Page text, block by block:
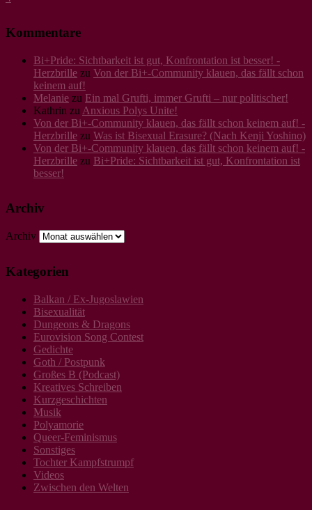
Kommentare
Bi+Pride: Sichtbarkeit ist gut, Konfrontation ist besser! -
Herzbrille zu Von der Bi+-Community klauen, das fällt schon
keinem auf!
Melanie zu Ein mal Grufti, immer Grufti – nur politischer!
Kathrin zu Anxious Polys Unite!
Von der Bi+-Community klauen, das fällt schon keinem auf! -
Herzbrille zu Was ist Bisexual Erasure? (Nach Kenji Yoshino)
Von der Bi+-Community klauen, das fällt schon keinem auf! -
Herzbrille zu Bi+Pride: Sichtbarkeit ist gut, Konfrontation ist
besser!
Archiv
Archiv
Kategorien
Balkan / Ex-Jugoslawien
Bisexualität
Dungeons & Dragons
Eurovision Song Contest
Gedichte
Goth / Postpunk
Großes B (Podcast)
Kreatives Schreiben
Kurzgeschichten
Musik
Polyamorie
Queer-Feminismus
Sonstiges
Tochter Kampfstrumpf
Videos
Zwischen den Welten